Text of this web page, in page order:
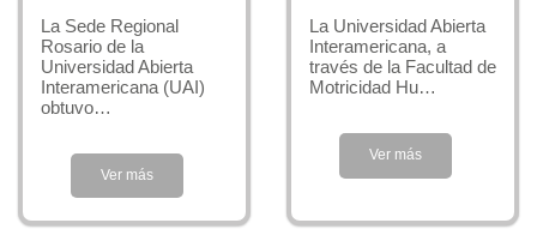
La Sede Regional
Rosario de la
Universidad Abierta
Interamericana (UAI)
obtuvo…
Ver más
La Universidad Abierta
Interamericana, a
través de la Facultad de
Motricidad Hu…
Ver más